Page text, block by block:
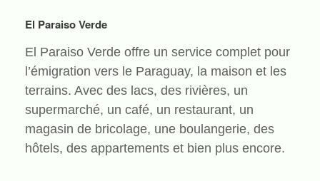
El Paraiso Verde
El Paraiso Verde offre un service complet pour
l’émigration vers le Paraguay, la maison et les
terrains. Avec des lacs, des rivières, un
supermarché, un café, un restaurant, un
magasin de bricolage, une boulangerie, des
hôtels, des appartements et bien plus encore.